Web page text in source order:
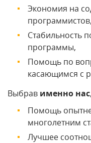
Экономия на
программистов,
Стабильность
программы,
Помощь по
касающимся с
Выбрав именно нас
Помощь
многолетним
Лучшее